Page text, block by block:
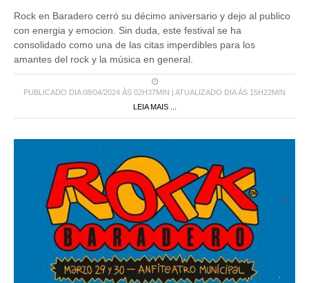
Rock en Baradero cerró su décimo aniversario y dejo al publico
con energia y emocion. Sin duda, este festival se ha
consolidado como una de las citas imperdibles para los
amantes del rock y la música en general.
PUBLICADO DIA 08/04/2024 ÀS 02H37MIN | ATUALIZADO DIA ÀS 15H22MIN
LEIA MAIS ...